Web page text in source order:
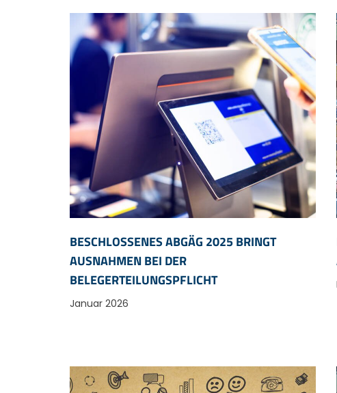
BESCHLOSSENES ABGÄG 2025 BRINGT
AUSNAHMEN BEI DER
BELEGERTEILUNGSPFLICHT
Januar 2026